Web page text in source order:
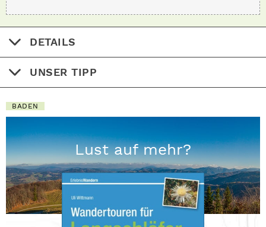
DETAILS
UNSER TIPP
BADEN
Lust auf mehr?